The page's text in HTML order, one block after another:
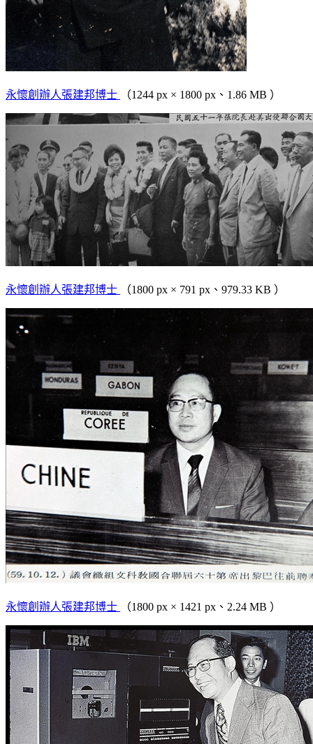
永懷創辦人張建邦博士 （1244 px × 1800 px、1.86 MB ）
永懷創辦人張建邦博士 （1800 px × 791 px、979.33 KB ）
永懷創辦人張建邦博士 （1800 px × 1421 px、2.24 MB ）